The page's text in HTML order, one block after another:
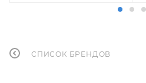
СПИСОК БРЕНДОВ